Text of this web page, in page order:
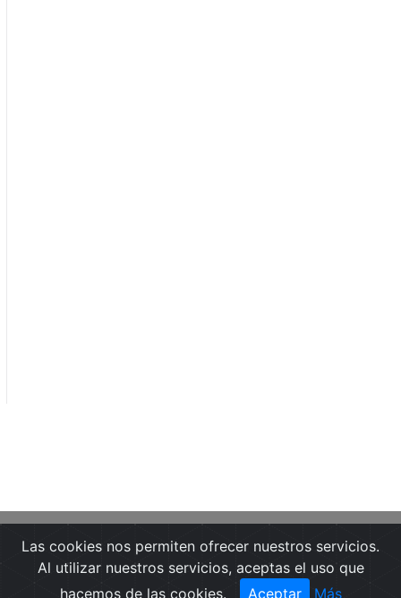
Portada Noticias
Guía de Medios
Notas de prensa
Textos Legales
Las cookies nos permiten ofrecer nuestros servicios.
Al utilizar nuestros servicios, aceptas el uso que
hacemos de las cookies.
Aceptar Más